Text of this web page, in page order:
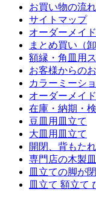
お買い物の流れ
サイトマップ
オーダーメイ
まとめ買い（
額縁・角皿用
お客様からの
カラーミーシ
オーダーメイ
在庫・納期・
豆皿用皿立て
大皿用皿立て
開閉、背もた
専門店の木製
皿立ての脚が
皿立て 額立て